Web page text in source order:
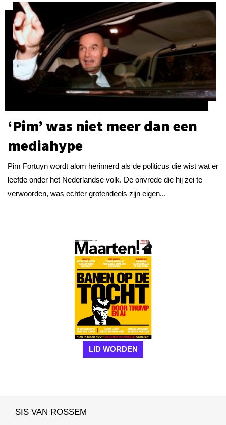
‘Pim’ was niet meer dan een
mediahype
Pim Fortuyn wordt alom herinnerd als de politicus die wist wat er
leefde onder het Nederlandse volk. De onvrede die hij zei te
verwoorden, was echter grotendeels zijn eigen...
LID WORDEN
SIS VAN ROSSEM